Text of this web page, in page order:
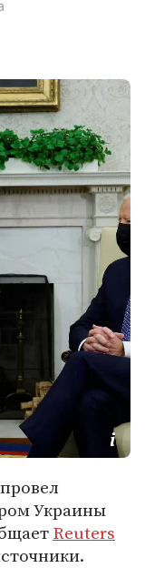
провел
Украины
Reuters